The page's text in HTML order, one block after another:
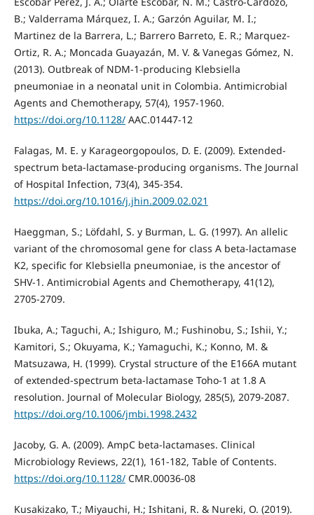
B.; Valderrama Márquez, I. A.; Garzón Aguilar, M. I.;
Martinez de la Barrera, L.; Barrero Barreto, E. R.; Marquez-
Ortiz, R. A.; Moncada Guayazán, M. V. & Vanegas Gómez, N.
(2013). Outbreak of NDM-1-producing Klebsiella
pneumoniae in a neonatal unit in Colombia. Antimicrobial
Agents and Chemotherapy, 57(4), 1957-1960.
https://doi.org/10.1128/AAC.01447-12
Falagas, M. E. y Karageorgopoulos, D. E. (2009). Extended-
spectrum beta-lactamase-producing organisms. The Journal
of Hospital Infection, 73(4), 345-354.
https://doi.org/10.1016/j.jhin.2009.02.021
Haeggman, S.; Löfdahl, S. y Burman, L. G. (1997). An allelic
variant of the chromosomal gene for class A beta-lactamase
K2, specific for Klebsiella pneumoniae, is the ancestor of
SHV-1. Antimicrobial Agents and Chemotherapy, 41(12),
2705-2709.
Ibuka, A.; Taguchi, A.; Ishiguro, M.; Fushinobu, S.; Ishii, Y.;
Kamitori, S.; Okuyama, K.; Yamaguchi, K.; Konno, M. &
Matsuzawa, H. (1999). Crystal structure of the E166A mutant
of extended-spectrum beta-lactamase Toho-1 at 1.8 A
resolution. Journal of Molecular Biology, 285(5), 2079-2087.
https://doi.org/10.1006/jmbi.1998.2432
Jacoby, G. A. (2009). AmpC beta-lactamases. Clinical
Microbiology Reviews, 22(1), 161-182, Table of Contents.
https://doi.org/10.1128/CMR.00036-08
Kusakizako, T.; Miyauchi, H.; Ishitani, R. & Nureki, O. (2019).